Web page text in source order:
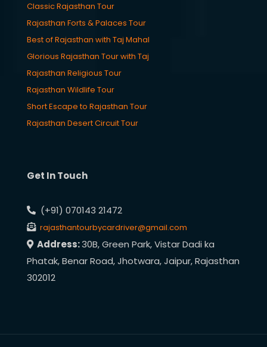
Classic Rajasthan Tour
Rajasthan Forts & Palaces Tour
Best of Rajasthan with Taj Mahal
Glorious Rajasthan Tour with Taj
Rajasthan Religious Tour
Rajasthan Wildlife Tour
Short Escape to Rajasthan Tour
Rajasthan Desert Circuit Tour
Get In Touch
(+91) 070143 21472
rajasthantourbycardriver@gmail.com
Address:30B, Green Park, Vistar Dadi ka
Phatak, Benar Road, Jhotwara, Jaipur, Rajasthan
302012